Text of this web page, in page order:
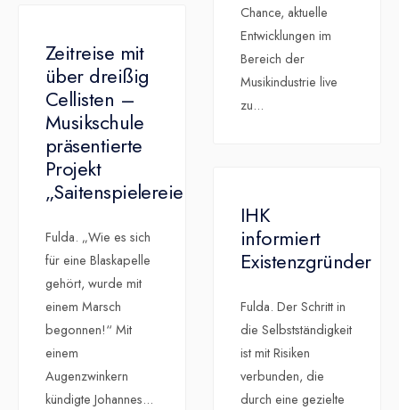
Chance, aktuelle
Entwicklungen im
Bereich der
Musikindustrie live
zu...
Zeitreise mit
über dreißig
Cellisten –
Musikschule
präsentierte
Projekt
„Saitenspielereien“
Fulda. „Wie es sich
für eine Blaskapelle
gehört, wurde mit
einem Marsch
begonnen!“ Mit
einem
Augenzwinkern
kündigte Johannes...
IHK
informiert
Existenzgründer
Fulda. Der Schritt in
die Selbstständigkeit
ist mit Risiken
verbunden, die
durch eine gezielte